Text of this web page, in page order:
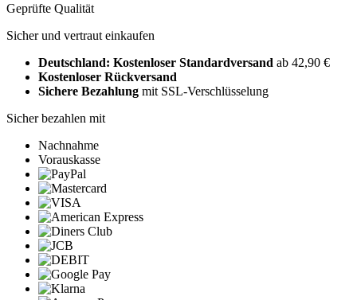
Geprüfte Qualität
Sicher und vertraut einkaufen
Deutschland: Kostenloser Standardversand ab 42,90 €
Kostenloser Rückversand
Sichere Bezahlung mit SSL-Verschlüsselung
Sicher bezahlen mit
Nachnahme
Vorauskasse